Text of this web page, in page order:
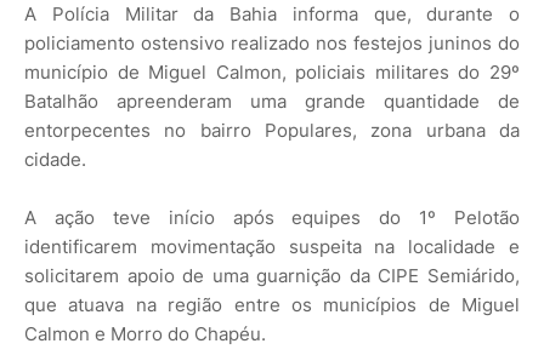
A Polícia Militar da Bahia informa que, durante o
policiamento ostensivo realizado nos festejos juninos do
município de Miguel Calmon, policiais militares do 29º
Batalhão apreenderam uma grande quantidade de
entorpecentes no bairro Populares, zona urbana da
cidade.
A ação teve início após equipes do 1º Pelotão
identificarem movimentação suspeita na localidade e
solicitarem apoio de uma guarnição da CIPE Semiárido,
que atuava na região entre os municípios de Miguel
Calmon e Morro do Chapéu.